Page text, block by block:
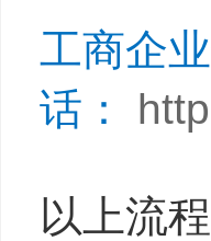
工商企
话：
以上流